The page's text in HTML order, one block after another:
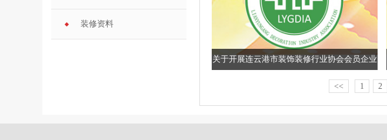
装修资料
关于开展连云港市装饰装修行业协会会员企业
综合评估（住宅装饰类）的公示
<< 1 2